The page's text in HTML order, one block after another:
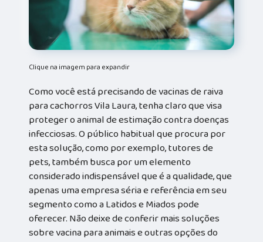
Clique na imagem para expandir
Como você está precisando de vacinas de raiva
para cachorros Vila Laura, tenha claro que visa
proteger o animal de estimação contra doenças
infecciosas. O público habitual que procura por
esta solução, como por exemplo, tutores de
pets, também busca por um elemento
considerado indispensável que é a qualidade, que
apenas uma empresa séria e referência em seu
segmento como a Latidos e Miados pode
oferecer. Não deixe de conferir mais soluções
sobre vacina para animais e outras opções do